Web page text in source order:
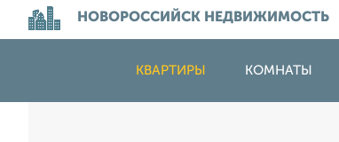
НОВОРОССИЙСК НЕДВИЖИМОСТЬ
КВАРТИРЫ КОМНАТЫ